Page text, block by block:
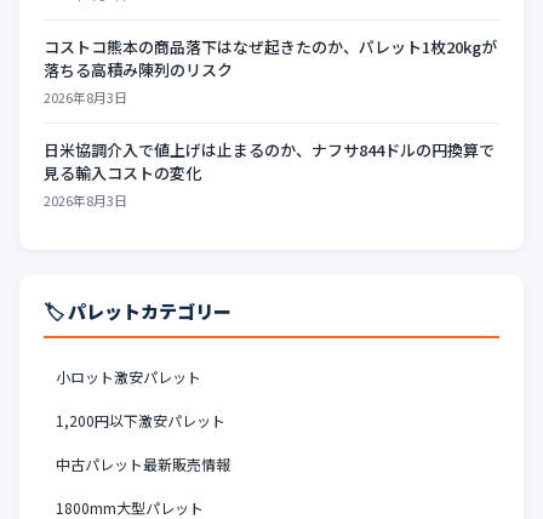
コストコ熊本の商品落下はなぜ起きたのか、パレット1枚20kgが
落ちる高積み陳列のリスク
2026年8月3日
日米協調介入で値上げは止まるのか、ナフサ844ドルの円換算で
見る輸入コストの変化
2026年8月3日
🏷️ パレットカテゴリー
小ロット激安パレット
1,200円以下激安パレット
中古パレット最新販売情報
1800mm大型パレット